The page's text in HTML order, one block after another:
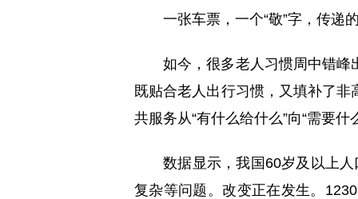
一张车票，一个“敬”字，传递
如今，很多老人习惯周中错
既贴合老人出行习惯，又填补了
共服务从“有什么给什么”向“需要什
数据显示，我国60岁及以上
复杂等问题。改变正在发生。